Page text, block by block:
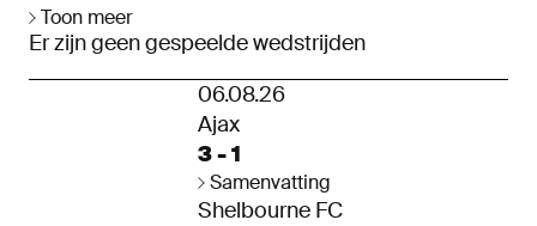
Toon meer
Er zijn geen gespeelde wedstrijden
06.08.26
Ajax
3 - 1
Shelbourne FC
Samenvatting